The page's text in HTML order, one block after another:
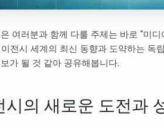
여러분과 함께 다룰 주제는 바로 "미
전시 세계의 최신 동향과 도약하는 독
가 될 것 같아 공유해봅니다.
시의 새로운 도전과